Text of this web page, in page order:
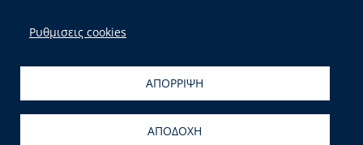
Ρυθμισεις cookies
ΑΠΟΡΡΙΨΗ
ΑΠΟΔΟΧΗ
copyright © 2026Δ/νση Πληροφορικής και
Υποστήριξης Συστημάτων & Αιγαίου Solutions